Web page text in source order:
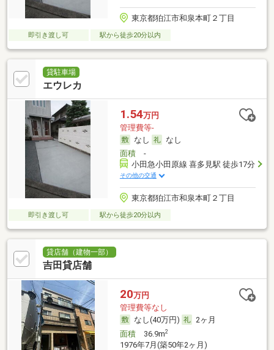
東京都狛江市和泉本町２丁目
即引き渡し可 駅から徒歩20分以内
貸駐車場
エウレカ
1.54万円
管理費等-
なし
なし
面積-
小田急小田原線 喜多見駅 徒歩17分
その他の交通
東京都狛江市和泉本町２丁目
即引き渡し可 駅から徒歩20分以内
貸店舗（建物一部）
吉田貸店舗
20万円
管理費等なし
なし(40万円)
2ヶ月
面積36.9m2
1976年7月(築50年2ヶ月)